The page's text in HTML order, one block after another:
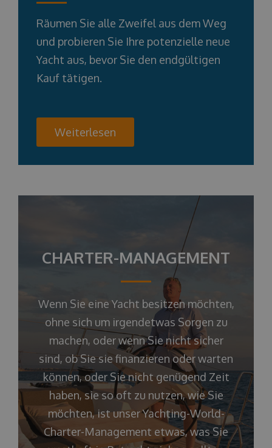
Räumen Sie alle Zweifel aus dem Weg
und probieren Sie Ihre potenzielle neue
Yacht aus, bevor Sie den endgültigen
Kauf tätigen.
Weiterlesen
CHARTER-MANAGEMENT
Wenn Sie eine Yacht besitzen möchten,
ohne sich um irgendetwas Sorgen zu
machen, oder wenn Sie nicht sicher
sind, ob Sie sie finanzieren oder warten
können, oder Sie nicht genügend Zeit
haben, sie so oft zu nutzen, wie Sie
möchten, ist unser Yachting-World-
Charter-Management etwas, was Sie